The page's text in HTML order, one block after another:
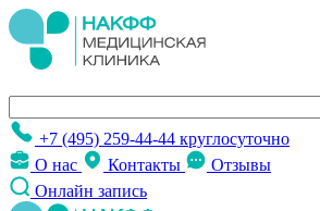
+7 (495) 259-44-44 круглосуточно
О нас
Контакты
Отзывы
Онлайн запись